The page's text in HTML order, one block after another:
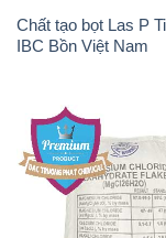
Chất tạo bọt Las P
IBC Bồn Việt Nam